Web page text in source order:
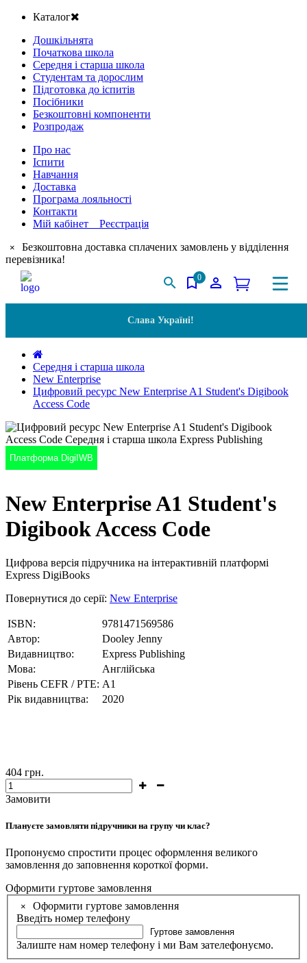
Каталог
Дошкільнята
Початкова школа
Середня і старша школа
Студентам та дорослим
Підготовка до іспитів
Посібники
Безкоштовні компоненти
Розпродаж
Про нас
Іспити
Навчання
Доставка
Програма лояльності
Контакти
Мій кабінет Реєстрація
×
Безкоштовна доставка сплачених замовлень у відділення
перевізника!
0
Слава Україні!
Середня і старша школа
New Enterprise
Цифровий ресурс New Enterprise A1 Student's Digibook
Access Code
Платформа DigiIWB
New Enterprise A1 Student's
Digibook Access Code
Цифрова версія підручника на інтерактивній платформі
Express DigiBooks
Повернутися до серії: New Enterprise
ISBN:
9781471569586
Автор:
Dooley Jenny
Видавництво:
Express Publishing
Мова:
Англійська
Рівень CEFR / PTE: А1
Рік видавництва:
2020
404 грн.
Замовити
Плануєте замовляти підручники на групу чи клас?
Пропонуємо спростити процес оформлення великого
замовлення до заповнення короткої форми.
Оформити гуртове замовлення
×
Оформити гуртове замовлення
Введіть номер телефону
Гуртове замовлення
Залиште нам номер телефону і ми Вам зателефонуємо.